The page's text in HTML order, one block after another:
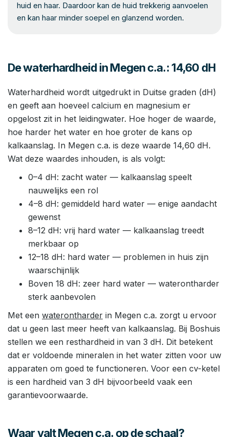
huid en haar. Daardoor kan de huid trekkerig aanvoelen
en kan haar minder soepel en glanzend worden.
De waterhardheid in Megen c.a.: 14,60 dH
Waterhardheid wordt uitgedrukt in Duitse graden (dH)
en geeft aan hoeveel calcium en magnesium er
opgelost zit in het leidingwater. Hoe hoger de waarde,
hoe harder het water en hoe groter de kans op
kalkaanslag. In Megen c.a. is deze waarde 14,60 dH.
Wat deze waardes inhouden, is als volgt:
0–4 dH: zacht water — kalkaanslag speelt
nauwelijks een rol
4–8 dH: gemiddeld hard water — enige aandacht
gewenst
8–12 dH: vrij hard water — kalkaanslag treedt
merkbaar op
12–18 dH: hard water — problemen in huis zijn
waarschijnlijk
Boven 18 dH: zeer hard water — waterontharder
sterk aanbevolen
Met een waterontharder in Megen c.a. zorgt u ervoor
dat u geen last meer heeft van kalkaanslag. Bij Boshuis
stellen we een resthardheid in van 3 dH. Dit betekent
dat er voldoende mineralen in het water zitten voor uw
apparaten om goed te functioneren. Voor een cv-ketel
is een hardheid van 3 dH bijvoorbeeld vaak een
garantievoorwaarde.
Waar valt Megen c.a. op de schaal?